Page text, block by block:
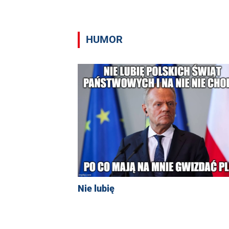
HUMOR
Nie lubię